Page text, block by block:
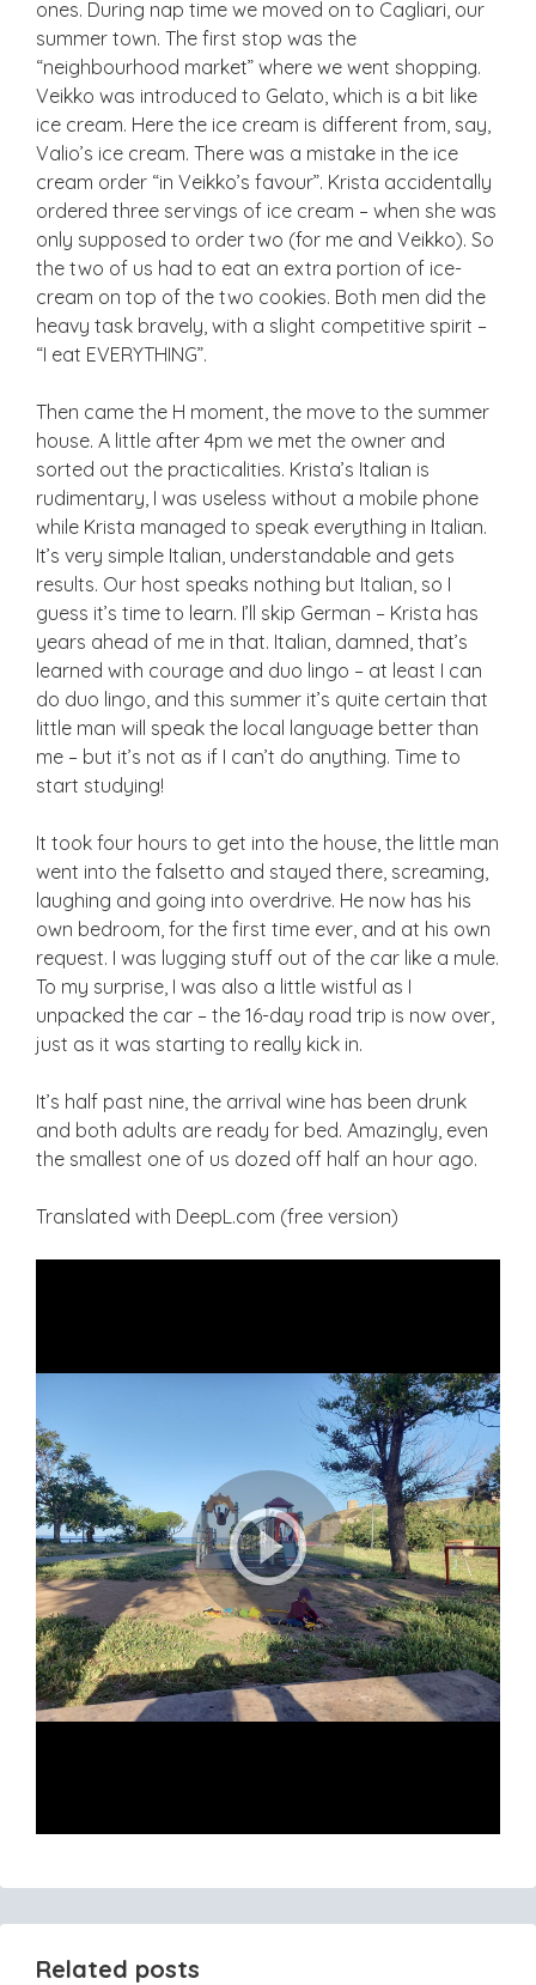
ones. During nap time we moved on to Cagliari, our
summer town. The first stop was the
“neighbourhood market” where we went shopping.
Veikko was introduced to Gelato, which is a bit like
ice cream. Here the ice cream is different from, say,
Valio’s ice cream. There was a mistake in the ice
cream order “in Veikko’s favour”. Krista accidentally
ordered three servings of ice cream – when she was
only supposed to order two (for me and Veikko). So
the two of us had to eat an extra portion of ice-
cream on top of the two cookies. Both men did the
heavy task bravely, with a slight competitive spirit –
“I eat EVERYTHING”.
Then came the H moment, the move to the summer
house. A little after 4pm we met the owner and
sorted out the practicalities. Krista’s Italian is
rudimentary, I was useless without a mobile phone
while Krista managed to speak everything in Italian.
It’s very simple Italian, understandable and gets
results. Our host speaks nothing but Italian, so I
guess it’s time to learn. I’ll skip German – Krista has
years ahead of me in that. Italian, damned, that’s
learned with courage and duo lingo – at least I can
do duo lingo, and this summer it’s quite certain that
little man will speak the local language better than
me – but it’s not as if I can’t do anything. Time to
start studying!
It took four hours to get into the house, the little man
went into the falsetto and stayed there, screaming,
laughing and going into overdrive. He now has his
own bedroom, for the first time ever, and at his own
request. I was lugging stuff out of the car like a mule.
To my surprise, I was also a little wistful as I
unpacked the car – the 16-day road trip is now over,
just as it was starting to really kick in.
It’s half past nine, the arrival wine has been drunk
and both adults are ready for bed. Amazingly, even
the smallest one of us dozed off half an hour ago.
Translated with DeepL.com (free version)
Related posts